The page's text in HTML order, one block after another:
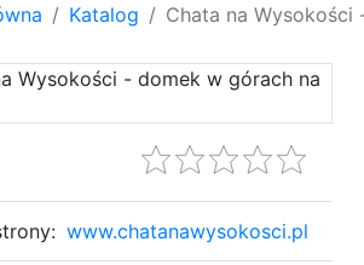
Katalog Chata na Wysokości
www.chatanawysokosci.pl